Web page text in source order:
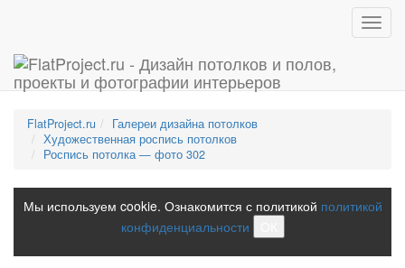
FlatProject.ru
Галереи дизайна потолков
Художественная роспись потолков
Роспись потолка — фото 302
Мы используем cookie. Ознакомится с политикой политикой
конфиденциальности